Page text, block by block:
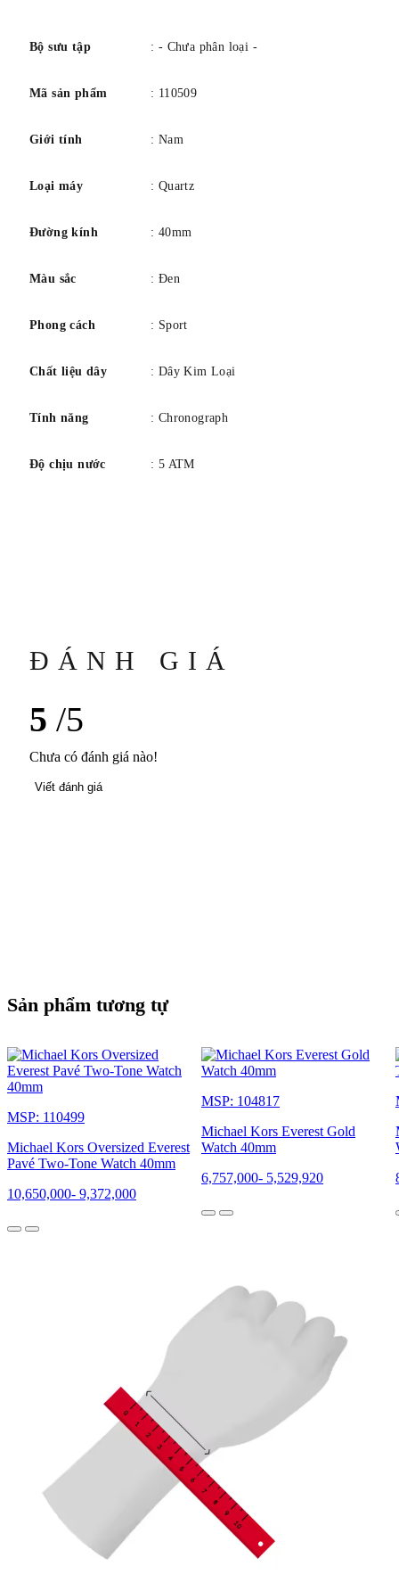
Bộ sưu tập : - Chưa phân loại -
Mã sản phẩm : 110509
Giới tính : Nam
Loại máy : Quartz
Đường kính : 40mm
Màu sắc : Đen
Phong cách : Sport
Chất liệu dây : Dây Kim Loại
Tính năng : Chronograph
Độ chịu nước : 5 ATM
ĐÁNH GIÁ
5 /5
Chưa có đánh giá nào!
Viết đánh giá
Sản phẩm tương tự
MSP: 110499
Michael Kors Oversized Everest
Pavé Two-Tone Watch 40mm
10,650,000- 9,372,000
MSP: 104817
Michael Kors Everest Gold
Watch 40mm
6,757,000- 5,529,920